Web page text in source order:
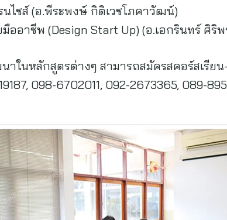
ไชส์ (อ.พีระพงษ์ กิติเวชโภคาวัฒน์)
ออาชีพ (Design Start Up) (อ.เอกรินทร์ ศิริ
าในหลักสูตรต่างๆ สามารถสมัครสคอร์สเรีย
098-6702011, 092-2673365, 089-